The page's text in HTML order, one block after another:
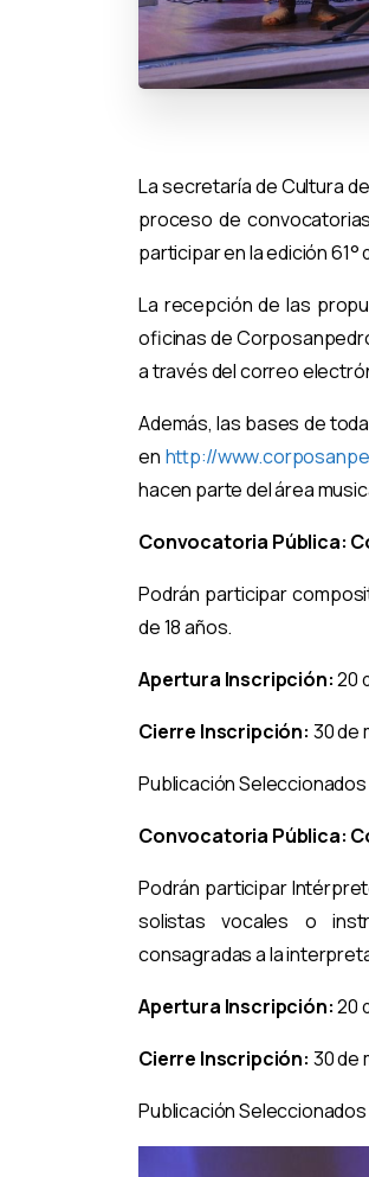
La secretaría de Cultura
proceso de
participar en la edición 61°
La recepción de las
oficinas de
a través del correo
Además, las bases de
en http://
hacen parte del área
Convocatoria Pública:
Podrán participar
de 18 años.
Apertura Inscripción:20
Cierre Inscripción: 30 de
Publicación Seleccionados
Convocatoria Pública:
Podrán participar
solistas vocales o
consagradas a la
Apertura Inscripción:20
Cierre Inscripción: 30 de
Publicación Seleccionados